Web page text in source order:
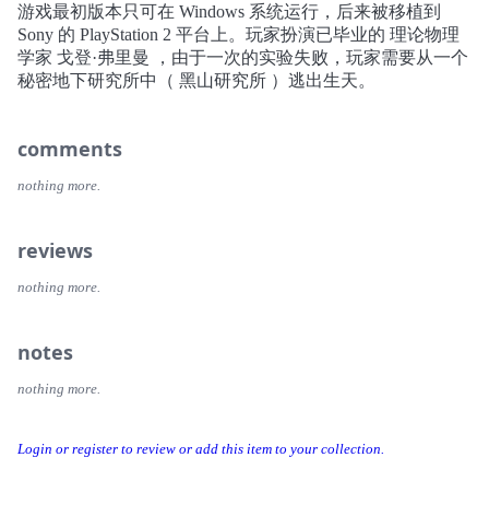
Login or register to review or add this item to your collection.
游戏最初版本只可在 Windows 系统运行，后来被移植到
Sony 的 PlayStation 2 平台上。玩家扮演已毕业的 理论物理
学家 戈登·弗里曼 ，由于一次的实验失败，玩家需要从一个
秘密地下研究所中（ 黑山研究所 ）逃出生天。
comments
nothing more.
reviews
nothing more.
notes
nothing more.